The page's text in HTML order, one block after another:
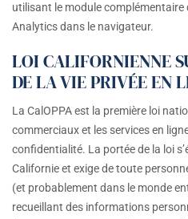
utilisant le module
Analytics dans le navigateur.
LOI CALIFORNIENNE
DE LA VIE PRIVÉE EN
La CalOPPA est la première loi
commerciaux et les services en
confidentialité. La portée de la loi
Californie et exige de toute
(et probablement dans le monde
recueillant des informations